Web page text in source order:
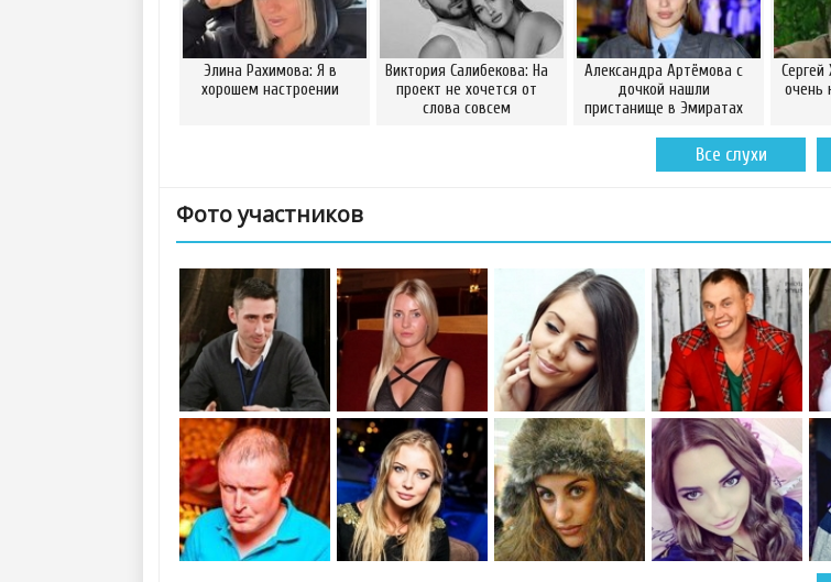
Элина Рахимова: Я в
хорошем настроении
Виктория Салибекова: На
проект не хочется от
слова совсем
Александра Артёмова с
дочкой нашли
пристанище в Эмиратах
очень
Все слухи
Фото участников